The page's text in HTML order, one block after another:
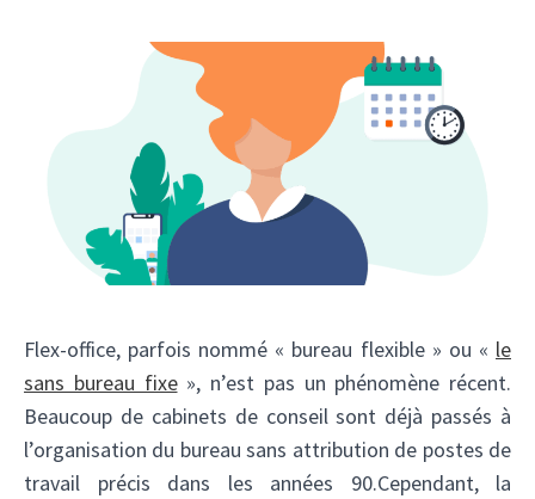
Flex-office, parfois nommé « bureau flexible » ou « le
sans bureau fixe», n’est pas un phénomène récent.
Beaucoup de cabinets de conseil sont déjà passés à
l’organisation du bureau sans attribution de postes de
travail précis dans les années 90.Cependant, la